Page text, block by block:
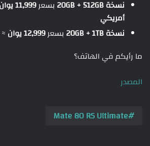
نسخة 20GB + 512GB
بسعر11,999 يوان
أمريكي
نسخة 20GB + 1TB
بسعر12,999 يوان ≈
ما رأيكم في الهاتف؟
المصدر
Mate 80 RS Ultimate